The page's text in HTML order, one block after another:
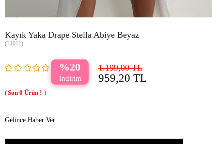
Kayık Yaka Drape Stella Abiye Beyaz
(31011)
20 1.199,00 TL
959,20 TL
0
Gelince Haber Ver